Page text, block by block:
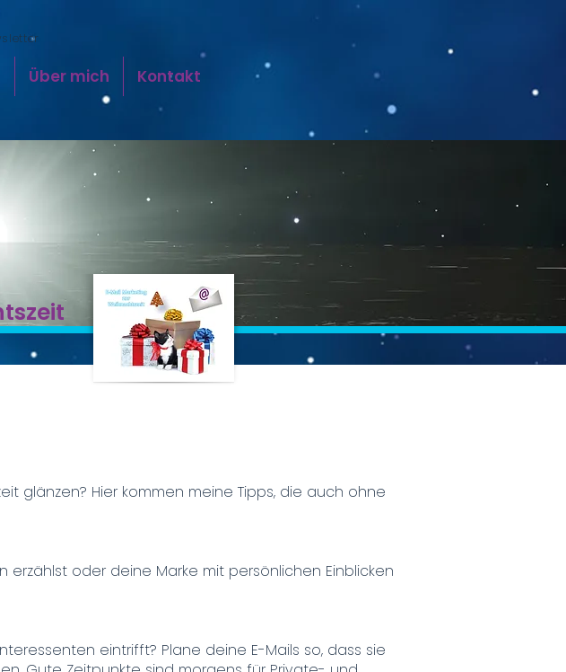
Über mich Kontakt
glänzen? Hier kommen meine Tipps, die auch ohne
oder deine Marke mit persönlichen Einblicken
eintrifft? Plane deine E-Mails so, dass sie